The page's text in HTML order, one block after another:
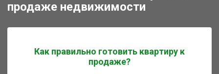
продаже недвижимости
Как правильно готовить квартиру к
продаже?